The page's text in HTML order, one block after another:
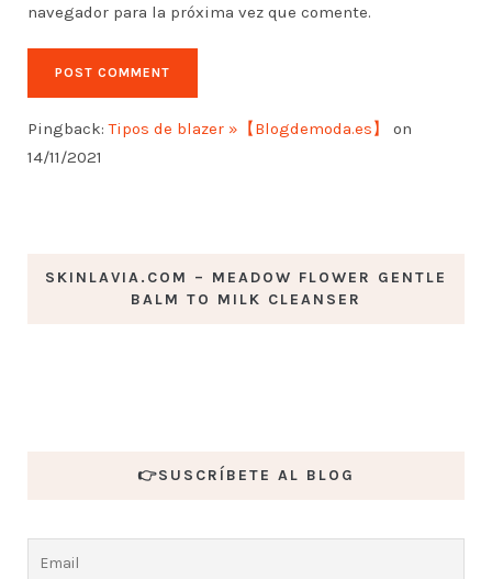
navegador para la próxima vez que comente.
Pingback:Tipos de blazer »【Blogdemoda.es】
on
14/11/2021
SKINLAVIA.COM – MEADOW FLOWER GENTLE
BALM TO MILK CLEANSER
👉SUSCRÍBETE AL BLOG